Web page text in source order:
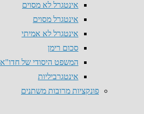
אינטגרל לא מסוים
אינטגרל מסוים
אינטגרל לא אמיתי
סכום רימן
המשפט היסודי של חדו"א
אינטגרביליות
פונקציות מרובות משתנים